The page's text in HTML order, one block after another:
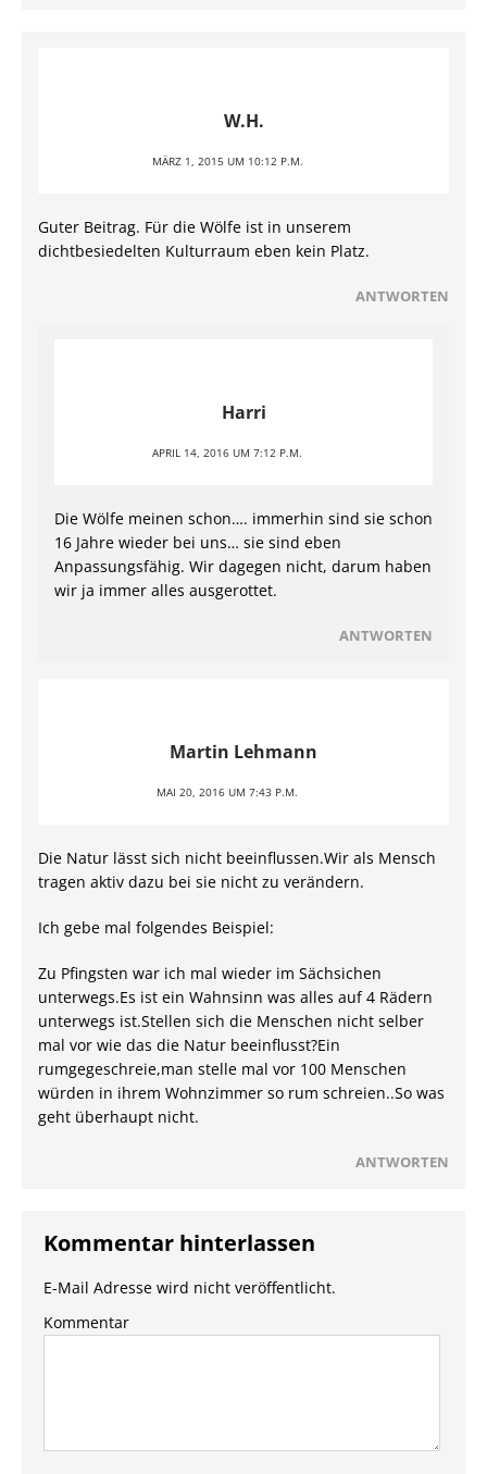
W.H.
MÄRZ 1, 2015 UM 10:12 P.M.
Guter Beitrag. Für die Wölfe ist in unserem
dichtbesiedelten Kulturraum eben kein Platz.
ANTWORTEN
Harri
APRIL 14, 2016 UM 7:12 P.M.
Die Wölfe meinen schon…. immerhin sind sie schon
16 Jahre wieder bei uns… sie sind eben
Anpassungsfähig. Wir dagegen nicht, darum haben
wir ja immer alles ausgerottet.
ANTWORTEN
Martin Lehmann
MAI 20, 2016 UM 7:43 P.M.
Die Natur lässt sich nicht beeinflussen.Wir als Mensch
tragen aktiv dazu bei sie nicht zu verändern.
Ich gebe mal folgendes Beispiel:
Zu Pfingsten war ich mal wieder im Sächsichen
unterwegs.Es ist ein Wahnsinn was alles auf 4 Rädern
unterwegs ist.Stellen sich die Menschen nicht selber
mal vor wie das die Natur beeinflusst?Ein
rumgegeschreie,man stelle mal vor 100 Menschen
würden in ihrem Wohnzimmer so rum schreien..So was
geht überhaupt nicht.
ANTWORTEN
Kommentar hinterlassen
E-Mail Adresse wird nicht veröffentlicht.
Kommentar